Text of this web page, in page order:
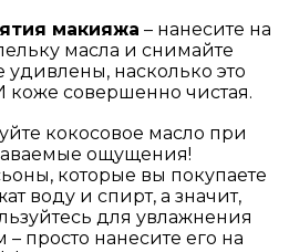
макияжа – нанесите на
масла и снимайте
насколько это
коже совершенно чистая.
кокосовое масло при
ощущения!
которые вы покупаете
воду и спирт, а значит,
для увлажнения
просто нанесите его на